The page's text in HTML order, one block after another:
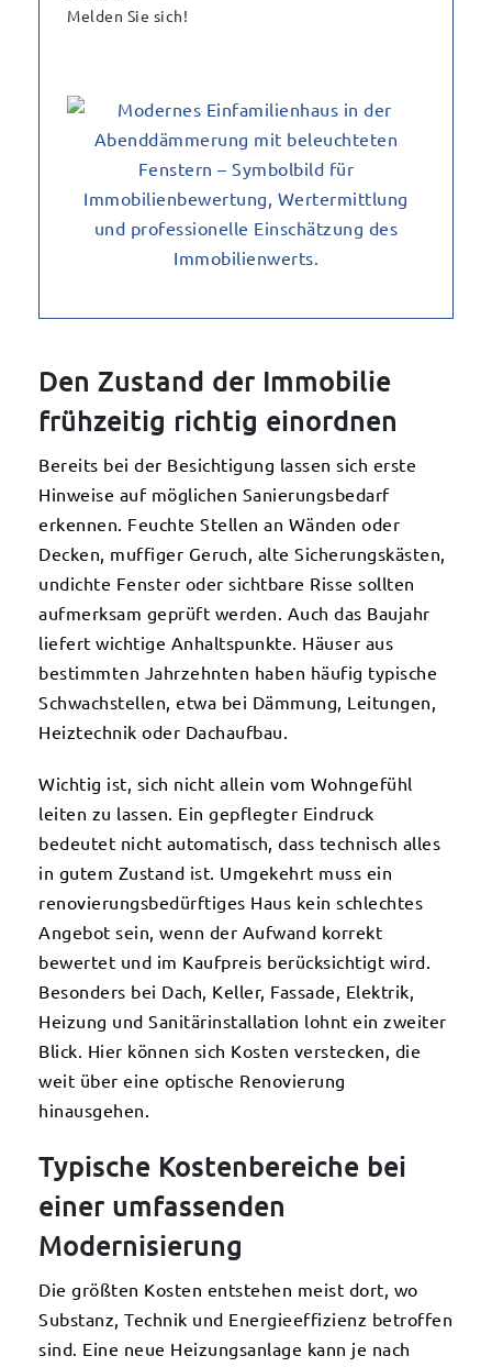
Melden Sie sich!
Den Zustand der Immobilie
frühzeitig richtig einordnen
Bereits bei der Besichtigung lassen sich erste
Hinweise auf möglichen Sanierungsbedarf
erkennen. Feuchte Stellen an Wänden oder
Decken, muffiger Geruch, alte Sicherungskästen,
undichte Fenster oder sichtbare Risse sollten
aufmerksam geprüft werden. Auch das Baujahr
liefert wichtige Anhaltspunkte. Häuser aus
bestimmten Jahrzehnten haben häufig typische
Schwachstellen, etwa bei Dämmung, Leitungen,
Heiztechnik oder Dachaufbau.
Wichtig ist, sich nicht allein vom Wohngefühl
leiten zu lassen. Ein gepflegter Eindruck
bedeutet nicht automatisch, dass technisch alles
in gutem Zustand ist. Umgekehrt muss ein
renovierungsbedürftiges Haus kein schlechtes
Angebot sein, wenn der Aufwand korrekt
bewertet und im Kaufpreis berücksichtigt wird.
Besonders bei Dach, Keller, Fassade, Elektrik,
Heizung und Sanitärinstallation lohnt ein zweiter
Blick. Hier können sich Kosten verstecken, die
weit über eine optische Renovierung
hinausgehen.
Typische Kostenbereiche bei
einer umfassenden
Modernisierung
Die größten Kosten entstehen meist dort, wo
Substanz, Technik und Energieeffizienz betroffen
sind. Eine neue Heizungsanlage kann je nach